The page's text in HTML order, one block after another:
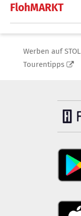
FlohMARKT
Werben auf STOL
Tourentipps